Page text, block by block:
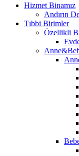
Hizmet Binamız
Andırın
Tıbbi Birimler
Özellikli